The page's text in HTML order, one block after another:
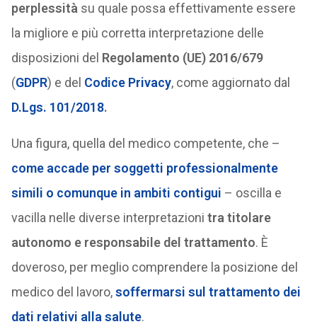
perplessità su quale possa effettivamente essere
la migliore e più corretta interpretazione delle
disposizioni del Regolamento (UE) 2016/679
(GDPR) e del Codice Privacy, come aggiornato dal
D.Lgs. 101/2018.
Una figura, quella del medico competente, che –
come accade per soggetti professionalmente
simili o comunque in ambiti contigui – oscilla e
vacilla nelle diverse interpretazioni tra titolare
autonomo e responsabile del trattamento. È
doveroso, per meglio comprendere la posizione del
medico del lavoro,soffermarsi sul trattamento dei
dati relativi alla salute.